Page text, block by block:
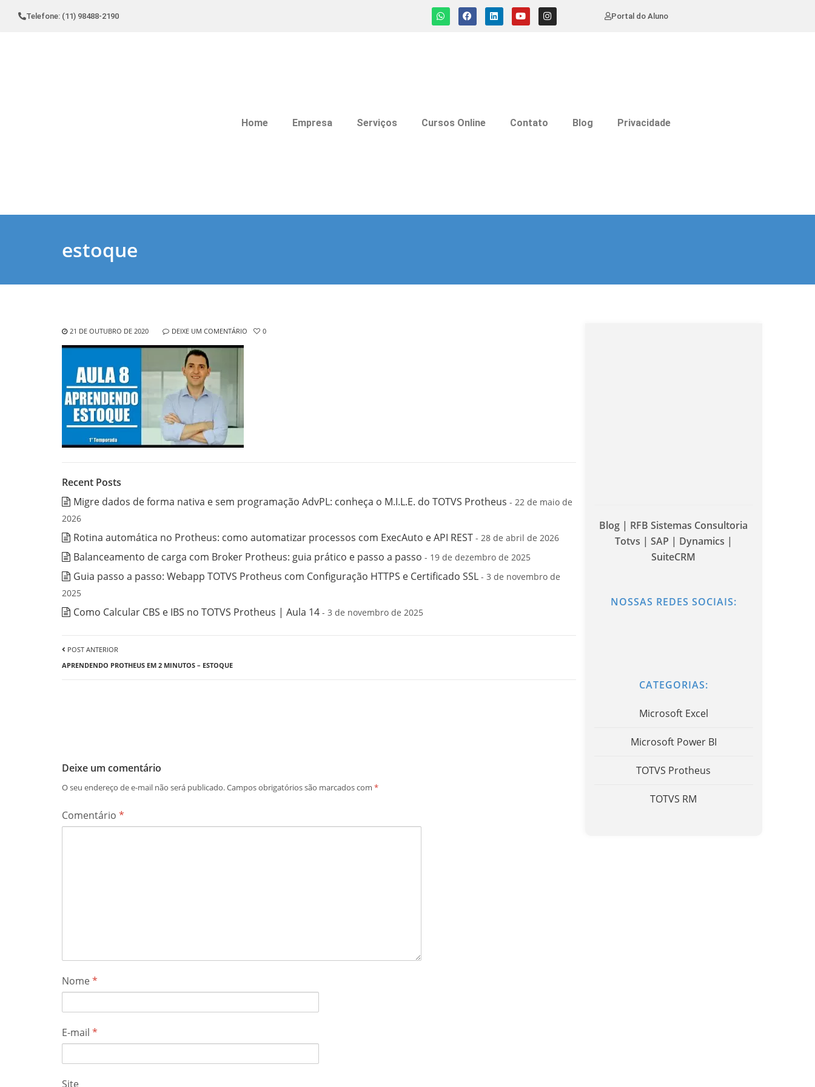
Telefone: (11) 98488-2190 Portal do Aluno
Home Empresa Serviços Cursos Online Contato Blog Privacidade
estoque
21 DE OUTUBRO DE 2020 DEIXE UM COMENTÁRIO 0
Recent Posts
Migre dados de forma nativa e sem programação AdvPL: conheça o M.I.L.E. do TOTVS Protheus - 22 de maio de
2026
Rotina automática no Protheus: como automatizar processos com ExecAuto e API REST - 28 de abril de 2026
Balanceamento de carga com Broker Protheus: guia prático e passo a passo - 19 de dezembro de 2025
Guia passo a passo: Webapp TOTVS Protheus com Configuração HTTPS e Certificado SSL - 3 de novembro de
2025
Como Calcular CBS e IBS no TOTVS Protheus | Aula 14 - 3 de novembro de 2025
POST ANTERIOR
APRENDENDO PROTHEUS EM 2 MINUTOS – ESTOQUE
Deixe um comentário
O seu endereço de e-mail não será publicado.Campos obrigatórios são marcados com *
Comentário *
Nome*
E-mail *
Site
Blog | RFB Sistemas Consultoria
Totvs | SAP | Dynamics |
SuiteCRM
NOSSAS REDES SOCIAIS:
CATEGORIAS:
Microsoft Excel
Microsoft Power BI
TOTVS Protheus
TOTVS RM